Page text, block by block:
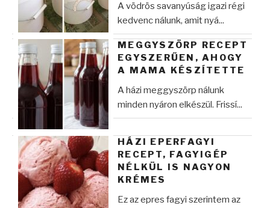
A vödrös savanyúság igazi régi
kedvenc nálunk, amit nyá...
MEGGYSZÖRP RECEPT
EGYSZERŰEN, AHOGY
A MAMA KÉSZÍTETTE
A házi meggyszörp nálunk
minden nyáron elkészül. Frissí...
HÁZI EPERFAGYI
RECEPT, FAGYIGÉP
NÉLKÜL IS NAGYON
KRÉMES
Ez az epres fagyi szerintem az